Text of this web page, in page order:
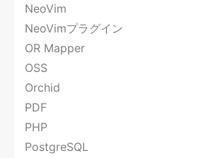
NeoVim
NeoVimプラグイン
OR Mapper
OSS
Orchid
PDF
PHP
PostgreSQL